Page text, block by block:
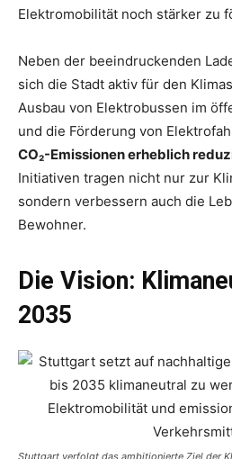
Elektromobilität noch stärker zu
Neben der beeindruckenden
sich die Stadt aktiv für den
Ausbau von Elektrobussen im
und die Förderung von
CO₂-Emissionen erheblich
Initiativen tragen nicht nur zur
sondern verbessern auch die
Bewohner.
Die Vision:
2035
Stuttgart verfolgt das ambitionierte Ziel der